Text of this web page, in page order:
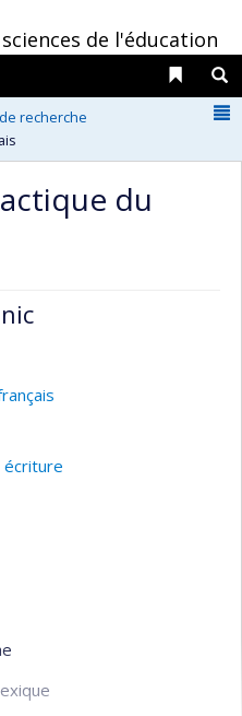
de l'éducation
Liens
recherche
du
écriture